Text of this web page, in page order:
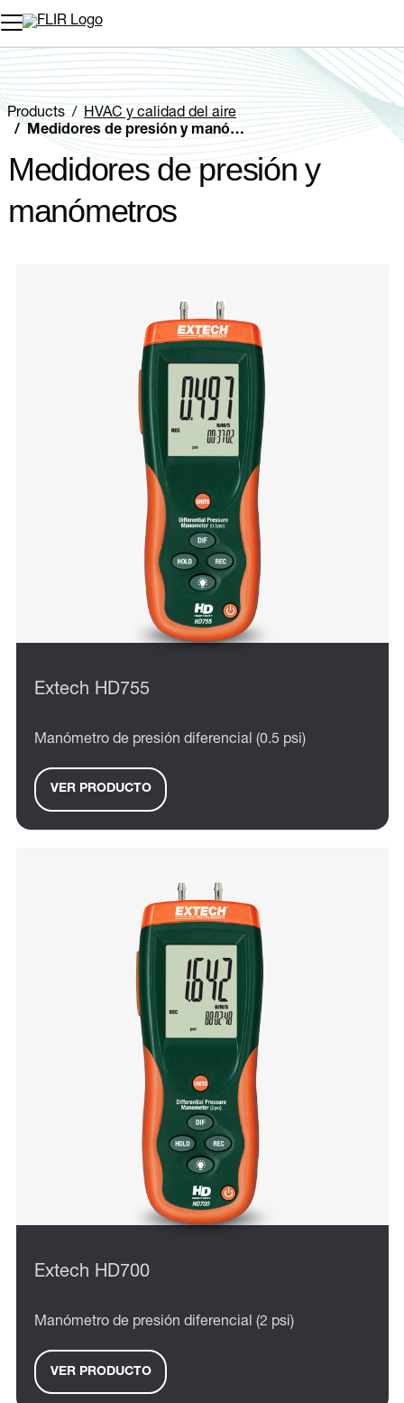
Products
HVAC y calidad del aire
Medidores de presión y manómetros
Medidores de presión y
manómetros
Extech HD755
Manómetro de presión diferencial (0.5 psi)
VER PRODUCTO
Extech HD700
Manómetro de presión diferencial (2 psi)
VER PRODUCTO